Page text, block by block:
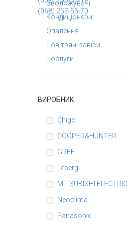
(068) 257-55-70
Зволожувачі
Кондиціонери
Опалення
Повітряні завіси
Послуги
ВИРОБНИК
Chigo
COOPER&HUNTER
GREE
Leberg
MITSUBISHI ELECTRIC
Neoclima
Panasonic